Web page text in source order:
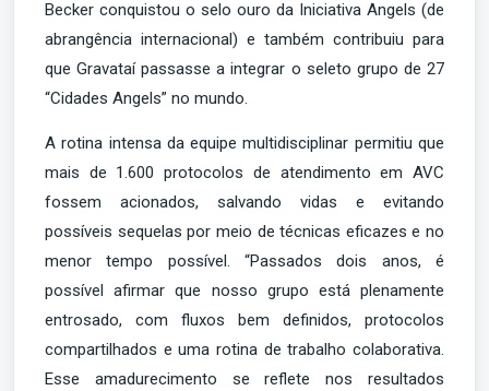
Becker conquistou o selo ouro da Iniciativa Angels (de
abrangência internacional) e também contribuiu para
que Gravataí passasse a integrar o seleto grupo de 27
“Cidades Angels” no mundo.
A rotina intensa da equipe multidisciplinar permitiu que
mais de 1.600 protocolos de atendimento em AVC
fossem acionados, salvando vidas e evitando
possíveis sequelas por meio de técnicas eficazes e no
menor tempo possível. “Passados dois anos, é
possível afirmar que nosso grupo está plenamente
entrosado, com fluxos bem definidos, protocolos
compartilhados e uma rotina de trabalho colaborativa.
Esse amadurecimento se reflete nos resultados